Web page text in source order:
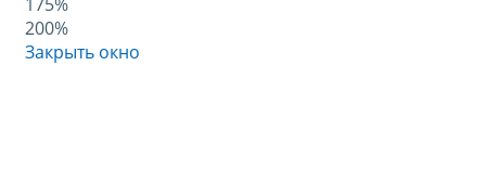
200%
Закрыть окно